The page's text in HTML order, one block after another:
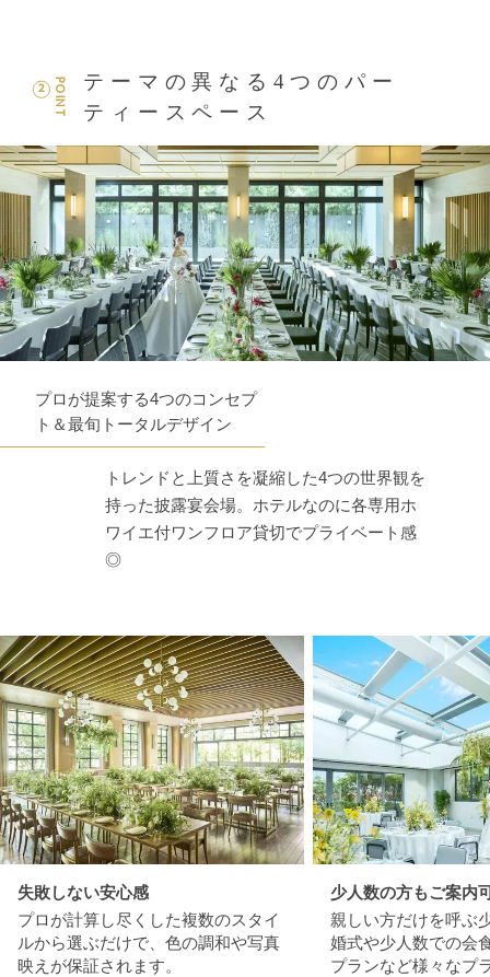
POINT
2
テーマの異なる4つのパー
ティースペース
プロが提案する4つのコンセプ
ト＆最旬トータルデザイン
トレンドと上質さを凝縮した4つの世界観を
持った披露宴会場。ホテルなのに各専用ホ
ワイエ付ワンフロア貸切でプライベート感
◎
失敗しない安心感
プロが計算し尽くした複数のスタイ
ルから選ぶだけで、色の調和や写真
映えが保証されます。
少人数の方もご案内
親しい方だけを呼ぶ
婚式や少人数での会
プランなど様々なプ